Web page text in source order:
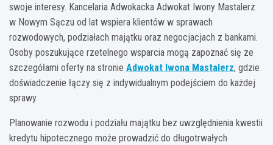
swoje interesy. Kancelaria Adwokacka Adwokat Iwony Mastalerz
w Nowym Sączu od lat wspiera klientów w sprawach
rozwodowych, podziałach majątku oraz negocjacjach z bankami.
Osoby poszukujące rzetelnego wsparcia mogą zapoznać się ze
szczegółami oferty na stronie Adwokat Iwona Mastalerz, gdzie
doświadczenie łączy się z indywidualnym podejściem do każdej
sprawy.
Planowanie rozwodu i podziału majątku bez uwzględnienia kwestii
kredytu hipotecznego może prowadzić do długotrwałych